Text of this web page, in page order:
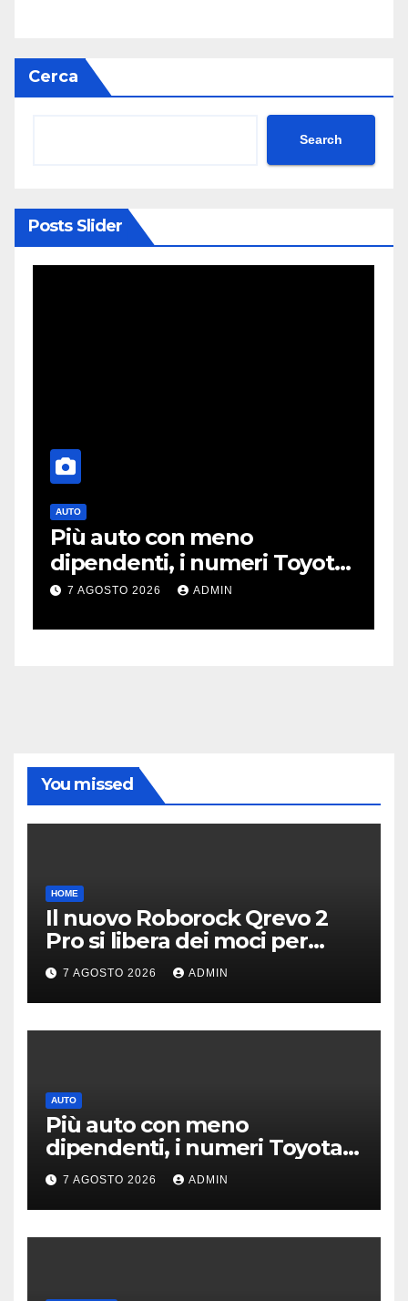
Cerca
Search
Posts Slider
AUTO
Più auto con meno
dipendenti, i numeri Toyota
che “scuotono” Volkswagen
7 AGOSTO 2026 ADMIN
You missed
HOME
Il nuovo Roborock Qrevo 2
Pro si libera dei moci per
pulire i tappeti | PREZZO
7 AGOSTO 2026 ADMIN
AUTO
Più auto con meno
dipendenti, i numeri Toyota
che “scuotono” Volkswagen
7 AGOSTO 2026 ADMIN